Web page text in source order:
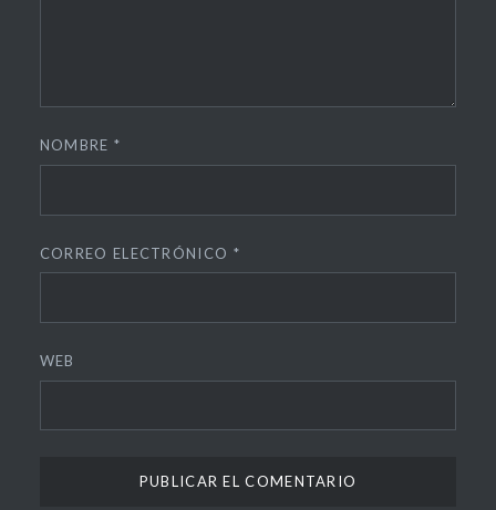
NOMBRE *
CORREO ELECTRÓNICO *
WEB